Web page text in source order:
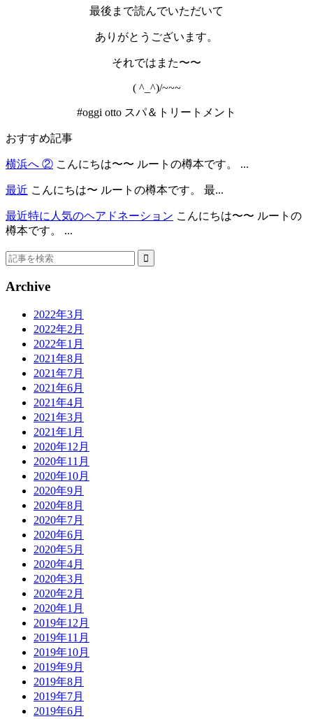
最後まで読んでいただいて
ありがとうございます。
それではまた〜〜
( ^_^)/~~~
#oggi otto スパ＆トリートメント
おすすめ記事
横浜へ ② こんにちは〜〜 ルートの樽本です。 ...
最近 こんにちは〜 ルートの樽本です。 最...
最近特に人気のヘアドネーション こんにちは〜〜 ルートの
樽本です。 ...
Archive
2022年3月
2022年2月
2022年1月
2021年8月
2021年7月
2021年6月
2021年4月
2021年3月
2021年1月
2020年12月
2020年11月
2020年10月
2020年9月
2020年8月
2020年7月
2020年6月
2020年5月
2020年4月
2020年3月
2020年2月
2020年1月
2019年12月
2019年11月
2019年10月
2019年9月
2019年8月
2019年7月
2019年6月